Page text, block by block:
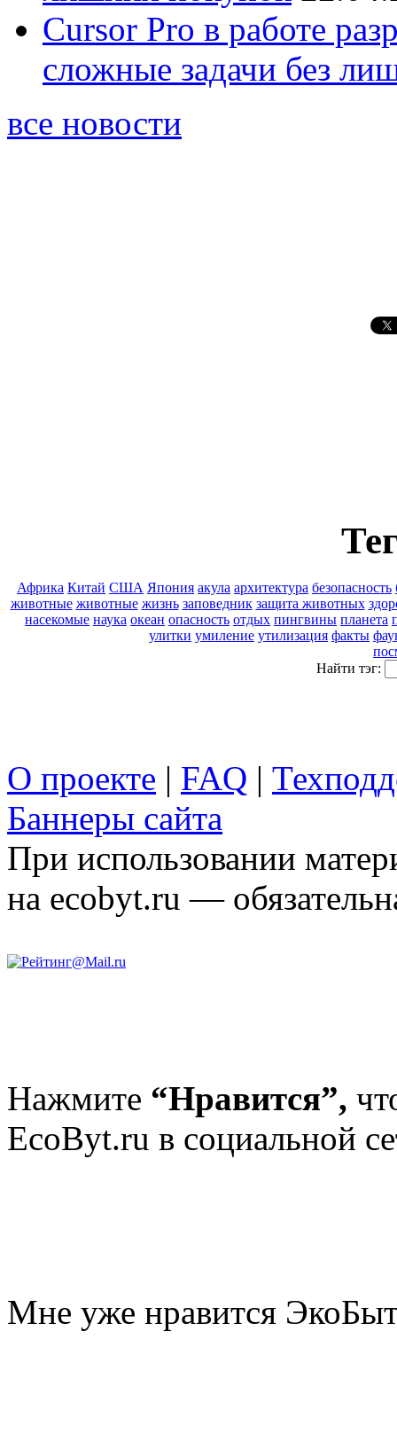
Cursor Pro в работе
сложные задачи без
все новости
Африка Китай США Япония акула архитектура безопасность
животные животные жизнь заповедник защита животных
насекомые наука океан опасность отдых пингвины планета
улитки умиление утилизация факты
Найти тэг:
О проекте | FAQ |
Баннеры сайта
При использовании
на ecobyt.ru —
Нажмите “Нравится”,
EcoByt.ru в социальной
Мне уже нравится